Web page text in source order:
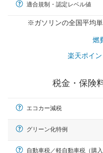
一般的な車
適合規制・認定レベル値
※ガソリンの全国平均
燃
楽天ポイ
税金・保険
エコカー減税
グリーン化特例
自動車税／軽自動車税（購入